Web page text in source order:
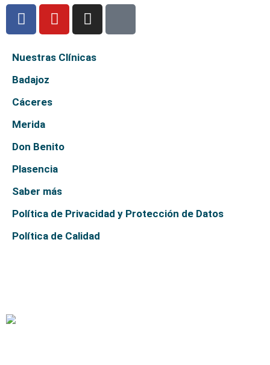
Nuestras Clínicas
Badajoz
Cáceres
Merida
Don Benito
Plasencia
Saber más
Política de Privacidad y Protección de Datos
Política de Calidad